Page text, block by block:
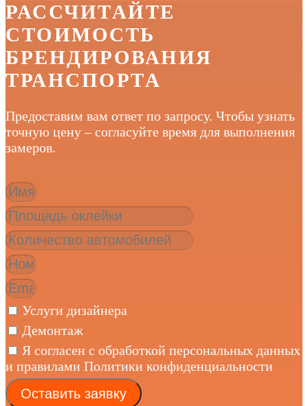
РАССЧИТАЙТЕ
СТОИМОСТЬ
БРЕНДИРОВАНИЯ
ТРАНСПОРТА
Предоставим вам ответ по запросу. Чтобы узнать
точную цену – согласуйте время для выполнения
замеров.
Услуги дизайнера
Демонтаж
Я согласен с обработкой персональных данных
и правилами Политики конфиденциальности
Оставить заявку